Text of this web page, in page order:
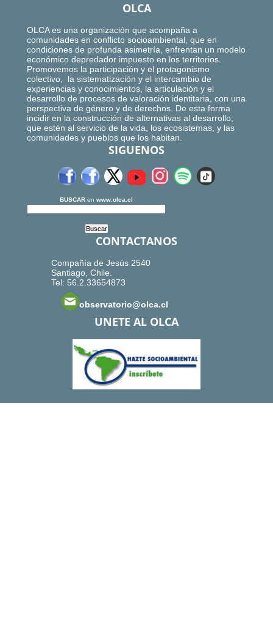
OLCA
OLCA es una organización que acompaña a
comunidades en conflicto socioambiental, que en
condiciones de profunda asimetría, enfrentan un modelo
económico depredador impuesto en los territorios.
Promovemos la participación y el protagonismo
colectivo, la sistematización y el intercambio de
experiencias y conocimientos, la articulación y el
desarrollo de procesos de valoración identitaria, con una
perspectiva de género y de derechos. De esta forma
incidir en la construcción de alternativas al desarrollo,
que estén al servicio de la vida, los ecosistemas, y las
comunidades y pueblos que los habitan.
SIGUENOS
BUSCAR en www.olca.cl
CONTACTANOS
Compañía de Jesús 2540
Santiago, Chile.
Tel: 56.2.33654873
observatorio@olca.cl
UNETE AL OLCA